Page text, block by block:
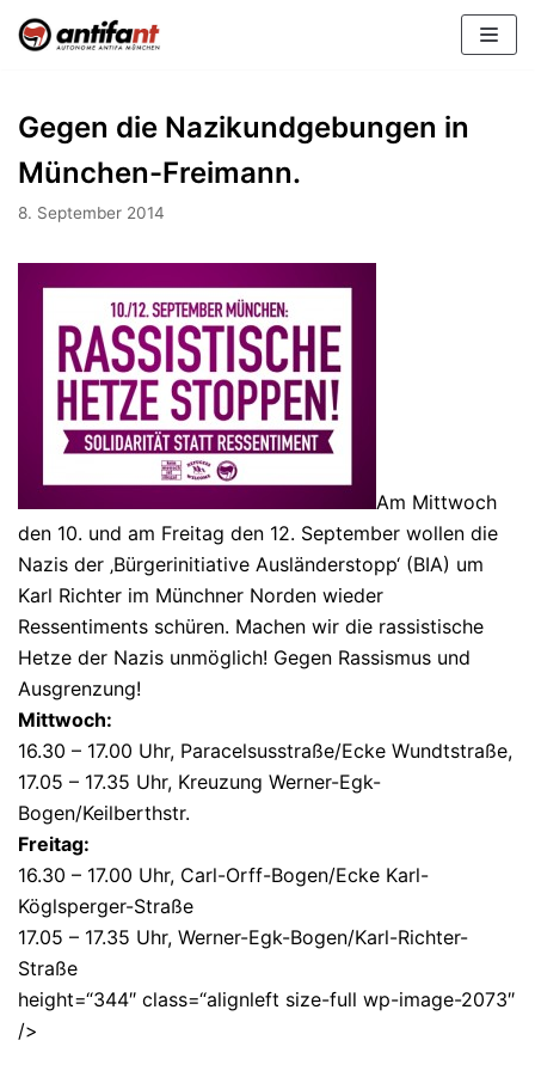
Zum
Inhalt
Gegen die Nazikundgebungen in
München-Freimann.
8. September 2014
Am Mittwoch
den 10. und am Freitag den 12. September wollen die
Nazis der ‚Bürgerinitiative Ausländerstopp‘ (BIA) um
Karl Richter im Münchner Norden wieder
Ressentiments schüren. Machen wir die rassistische
Hetze der Nazis unmöglich! Gegen Rassismus und
Ausgrenzung!
Mittwoch:
16.30 – 17.00 Uhr, Paracelsusstraße/Ecke Wundtstraße,
17.05 – 17.35 Uhr, Kreuzung Werner-Egk-
Bogen/Keilberthstr.
Freitag:
16.30 – 17.00 Uhr, Carl-Orff-Bogen/Ecke Karl-
Köglsperger-Straße
17.05 – 17.35 Uhr, Werner-Egk-Bogen/Karl-Richter-
Straße
height=“344″ class=“alignleft size-full wp-image-2073″
/>